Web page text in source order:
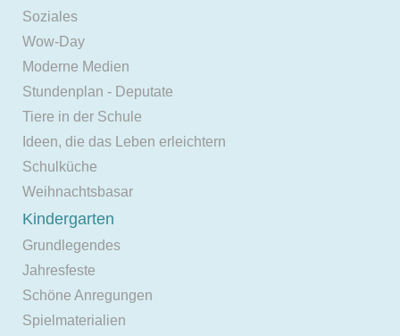
Soziales
Wow-Day
Moderne Medien
Stundenplan - Deputate
Tiere in der Schule
Ideen, die das Leben erleichtern
Schulküche
Weihnachtsbasar
Kindergarten
Grundlegendes
Jahresfeste
Schöne Anregungen
Spielmaterialien